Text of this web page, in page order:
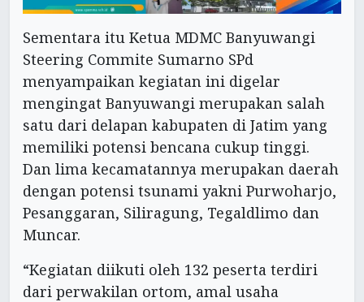
Sementara itu Ketua MDMC Banyuwangi
Steering Commite Sumarno SPd
menyampaikan kegiatan ini digelar
mengingat Banyuwangi merupakan salah
satu dari delapan kabupaten di Jatim yang
memiliki potensi bencana cukup tinggi.
Dan lima kecamatannya merupakan daerah
dengan potensi tsunami yakni Purwoharjo,
Pesanggaran, Siliragung, Tegaldlimo dan
Muncar.
“Kegiatan diikuti oleh 132 peserta terdiri
dari perwakilan ortom, amal usaha